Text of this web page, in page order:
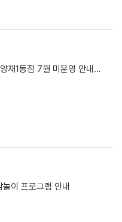
◎ 서리풀노리학교 양재1동점 7월 미운영 안내 ◎
이 프로그램 안내